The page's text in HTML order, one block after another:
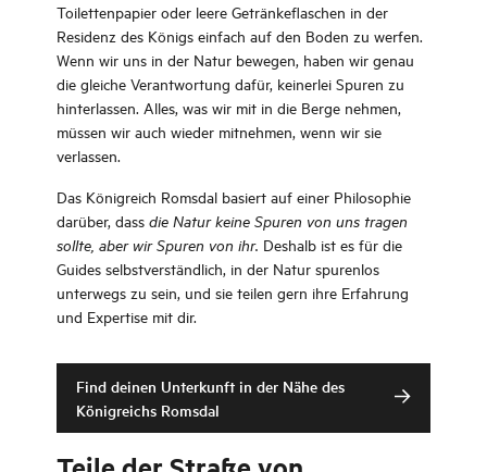
Toilettenpapier oder leere Getränkeflaschen in der
Residenz des Königs einfach auf den Boden zu werfen.
Wenn wir uns in der Natur bewegen, haben wir genau
die gleiche Verantwortung dafür, keinerlei Spuren zu
hinterlassen. Alles, was wir mit in die Berge nehmen,
müssen wir auch wieder mitnehmen, wenn wir sie
verlassen.
Das Königreich Romsdal basiert auf einer Philosophie
darüber, dass die Natur keine Spuren von uns tragen
sollte, aber wir Spuren von ihr. Deshalb ist es für die
Guides selbstverständlich, in der Natur spurenlos
unterwegs zu sein, und sie teilen gern ihre Erfahrung
und Expertise mit dir.
Find deinen Unterkunft in der Nähe des
Königreichs Romsdal